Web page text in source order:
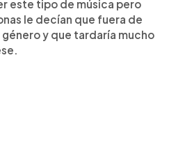
este tipo de música pero
le decían que fuera de
y que tardaría mucho